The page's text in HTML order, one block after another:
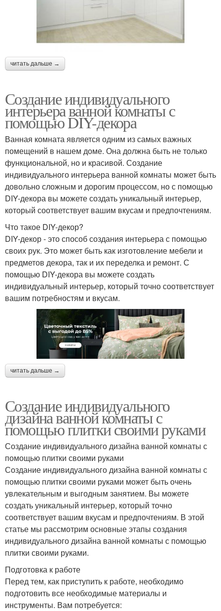
читать дальше →
Создание индивидуального
интерьера ванной комнаты с
помощью DIY-декора
Ванная комната является одним из самых важных
помещений в нашем доме. Она должна быть не только
функциональной, но и красивой. Создание
индивидуального интерьера ванной комнаты может быть
довольно сложным и дорогим процессом, но с помощью
DIY-декора вы можете создать уникальный интерьер,
который соответствует вашим вкусам и предпочтениям.
Что такое DIY-декор?
DIY-декор - это способ создания интерьера с помощью
своих рук. Это может быть как изготовление мебели и
предметов декора, так и их переделка и ремонт. С
помощью DIY-декора вы можете создать
индивидуальный интерьер, который точно соответствует
вашим потребностям и вкусам.
читать дальше →
Создание индивидуального
дизайна ванной комнаты с
помощью плитки своими руками
Создание индивидуального дизайна ванной комнаты с
помощью плитки своими руками
Создание индивидуального дизайна ванной комнаты с
помощью плитки своими руками может быть очень
увлекательным и выгодным занятием. Вы можете
создать уникальный интерьер, который точно
соответствует вашим вкусам и предпочтениям. В этой
статье мы рассмотрим основные этапы создания
индивидуального дизайна ванной комнаты с помощью
плитки своими руками.
Подготовка к работе
Перед тем, как приступить к работе, необходимо
подготовить все необходимые материалы и
инструменты. Вам потребуется: